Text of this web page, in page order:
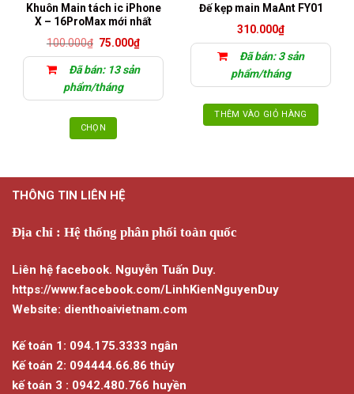
Khuôn Main tách ic iPhone
X – 16ProMax mới nhất
100.000₫ Giá
100.000₫.
75.000₫Giá
là:
Đã bán: 13 sản
phẩm/tháng
CHỌN
này
có
biến
Các
chọn
có
được
chọn
trên
Đế kẹp main MaAnt FY01
310.000₫
Đã bán: 3 sản
phẩm/tháng
THÊM VÀO GIỎ HÀNG
THÔNG TIN LIÊN HỆ
Địa chỉ : Hệ thống phân phối toàn quốc
Liên hệ facebook. Nguyễn Tuấn Duy.
https://www.facebook.com/LinhKienNguyenDuy
Website: dienthoaivietnam.com
Kế toán 1: 094.175.3333 ngân
Kế toán 2: 094444.66.86 thúy
kế toán 3 : 0942.480.766 huyền